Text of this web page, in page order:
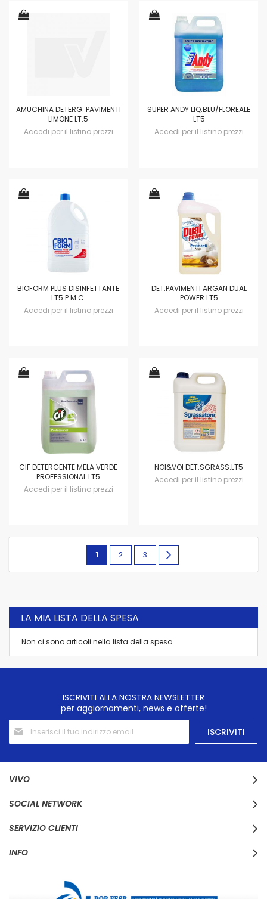
AMUCHINA DETERG. PAVIMENTI
LIMONE LT.5
Accedi per il listino prezzi
SUPER ANDY LIQ.BLU/FLOREALE
LT5
Accedi per il listino prezzi
BIOFORM PLUS DISINFETTANTE
LT5 P.M.C.
Accedi per il listino prezzi
DET.PAVIMENTI ARGAN DUAL
POWER LT5
Accedi per il listino prezzi
CIF DETERGENTE MELA VERDE
PROFESSIONAL LT5
Accedi per il listino prezzi
NOI&VOI DET.SGRASS.LT5
Accedi per il listino prezzi
Pagina
Attualmente
la
1 Pagina
2 Pagina
3
LA MIA LISTA DELLA SPESA
Non ci sono articoli nella lista della spesa.
ISCRIVITI ALLA NOSTRA NEWSLETTER
per aggiornamenti, news e offerte!
Iscriviti
alla
nostra
ISCRIVITI
VIVO
SOCIAL NETWORK
SERVIZIO CLIENTI
INFO